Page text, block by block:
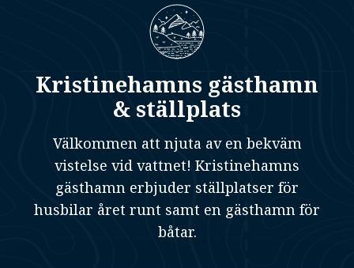
Kristinehamns gästhamn
& ställplats
Välkommen att njuta av en bekväm
vistelse vid vattnet! Kristinehamns
gästhamn erbjuder ställplatser för
husbilar året runt samt en gästhamn för
båtar.